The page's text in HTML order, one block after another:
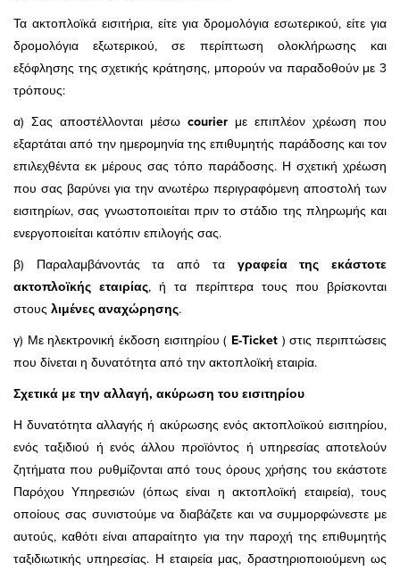
Τα ακτοπλοϊκά εισιτήρια, είτε για δρομολόγια εσωτερικού, είτε για
δρομολόγια εξωτερικού, σε περίπτωση ολοκλήρωσης και
εξόφλησης της σχετικής κράτησης, μπορούν να παραδοθούν με 3
τρόπους:
α) Σας αποστέλλονται μέσω courier με επιπλέον χρέωση που
εξαρτάται από την ημερομηνία της επιθυμητής παράδοσης και τον
επιλεχθέντα εκ μέρους σας τόπο παράδοσης. Η σχετική χρέωση
που σας βαρύνει για την ανωτέρω περιγραφόμενη αποστολή των
εισιτηρίων, σας γνωστοποιείται πριν το στάδιο της πληρωμής και
ενεργοποιείται κατόπιν επιλογής σας.
β) Παραλαμβάνοντάς τα από τα γραφεία της εκάστοτε
ακτοπλοϊκής εταιρίας, ή τα περίπτερα τους που βρίσκονται
στους λιμένες αναχώρησης.
γ) Με ηλεκτρονική έκδοση εισιτηρίου ( E-Ticket ) στις περιπτώσεις
που δίνεται η δυνατότητα από την ακτοπλοϊκή εταιρία.
Σχετικά με την αλλαγή, ακύρωση του εισιτηρίου
Η δυνατότητα αλλαγής ή ακύρωσης ενός ακτοπλοϊκού εισιτηρίου,
ενός ταξιδιού ή ενός άλλου προϊόντος ή υπηρεσίας αποτελούν
ζητήματα που ρυθμίζονται από τους όρους χρήσης του εκάστοτε
Παρόχου Υπηρεσιών (όπως είναι η ακτοπλοϊκή εταιρεία), τους
οποίους σας συνιστούμε να διαβάζετε και να συμμορφώνεστε με
αυτούς, καθότι είναι απαραίτητο για την παροχή της επιθυμητής
ταξιδιωτικής υπηρεσίας. Η εταιρεία μας, δραστηριοποιούμενη ως